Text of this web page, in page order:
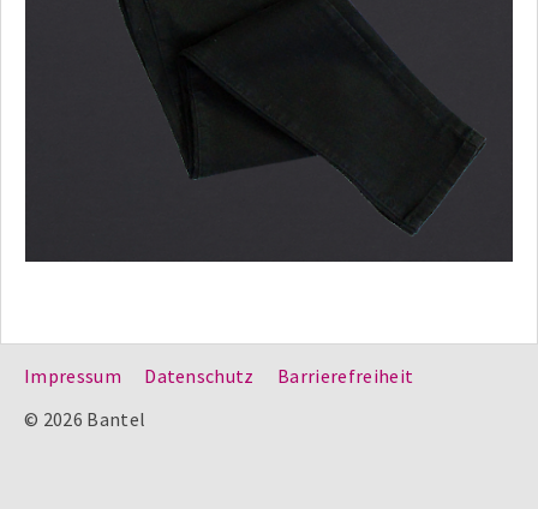
Impressum Datenschutz
Barrierefreiheit
© 2026 Bantel